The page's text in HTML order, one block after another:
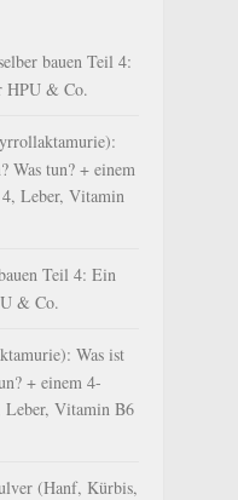
bauen Teil 4:
& Co.
Was tun? + einem
Leber, Vitamin
Teil 4: Ein
& Co.
Was ist
+ einem 4-
Leber, Vitamin B6
(Hanf, Kürbis,